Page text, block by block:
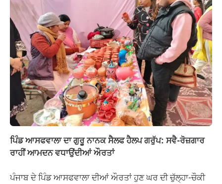
ਪਿੰਡ ਆਸਫਵਾਲਾ ਦਾ ਗੁਰੂ ਨਾਨਕ ਸੈਲਫ ਹੈਲਪ ਗਰੁੱਪ: ਸਵੈ-ਰੋਜ਼ਗਾਰ
ਰਾਹੀਂ ਆਮਦਨ ਵਧਾਉਂਦੀਆਂ ਔਰਤਾਂ
ਪੰਜਾਬ ਦੇ ਪਿੰਡ ਆਸਫਵਾਲਾ ਦੀਆਂ ਔਰਤਾਂ ਹੁਣ ਘਰ ਦੀ ਚੁੱਲ੍ਹਾ-ਚੌਕੀ